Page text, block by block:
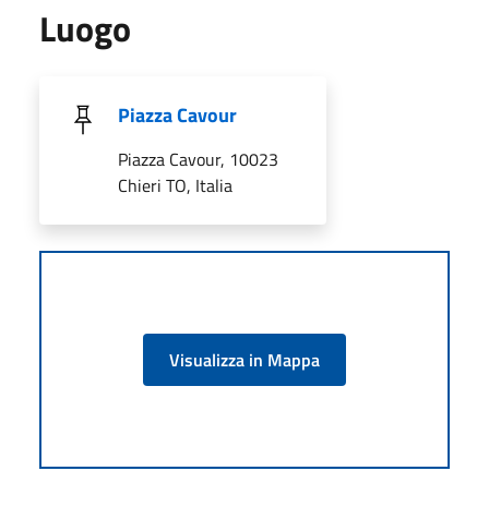
Luogo
Piazza Cavour
Piazza Cavour, 10023
Chieri TO, Italia
Visualizza in Mappa